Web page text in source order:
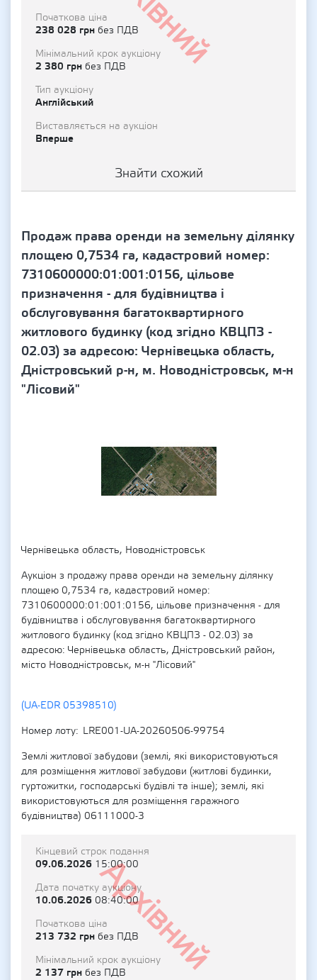
Початкова ціна
238 028 грн без ПДВ
Мінімальний крок аукціону
2 380 грн без ПДВ
Тип аукціону
Англійський
Виставляється на аукціон
Вперше
Знайти схожий
Продаж права оренди на земельну ділянку
площею 0,7534 га, кадастровий номер:
7310600000:01:001:0156, цільове
призначення - для будівництва і
обслуговування багатоквартирного
житлового будинку (код згідно КВЦПЗ -
02.03) за адресою: Чернівецька область,
Дністровський р-н, м. Новодністровськ, м-н
"Лісовий"
Чернівецька область, Новодністровськ
Аукціон з продажу права оренди на земельну ділянку
площею 0,7534 га, кадастровий номер:
7310600000:01:001:0156, цільове призначення - для
будівництва і обслуговування багатоквартирного
житлового будинку (код згідно КВЦПЗ - 02.03) за
адресою: Чернівецька область, Дністровський район,
місто Новодністровськ, м-н "Лісовий"
(UA-EDR 05398510)
Номер лоту
LRE001-UA-20260506-99754
Землі житлової забудови (землі, які використовуються
для розміщення житлової забудови (житлові будинки,
гуртожитки, господарські будівлі та інше); землі, які
використовуються для розміщення гаражного
будівництва) 06111000-3
Архівний
Кінцевий строк подання
09.06.2026 15:00:00
Дата початку аукціону
10.06.2026 08:40:00
Початкова ціна
213 732 грн без ПДВ
Мінімальний крок аукціону
2 137 грн без ПДВ